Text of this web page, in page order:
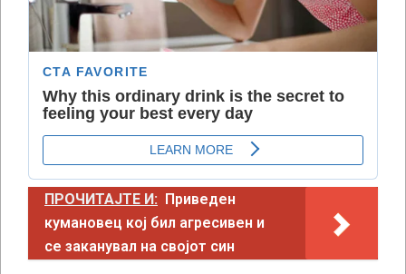
ПРОЧИТАЈТЕ И: Приведен
кумановец кој бил агресивен и
се заканувал на својот син